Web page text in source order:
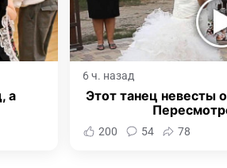
а
6 ч. назад
Этот танец невесты
200 54 78